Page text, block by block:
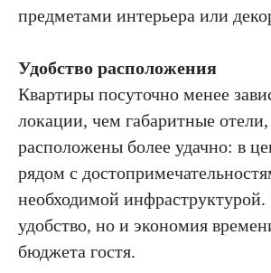
предметами интерьера или
Удобство расположения
Квартиры посуточно менее
локации, чем габаритные
расположены более удачно: в
рядом с
необходимой инфраструктурой.
удобство, но и экономия
бюджета гостя.